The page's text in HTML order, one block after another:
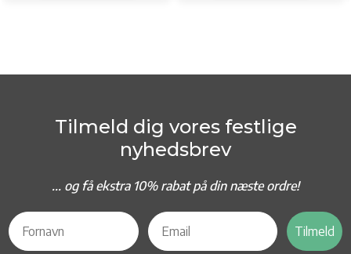
Tilmeld dig vores festlige
nyhedsbrev
... og få ekstra 10% rabat på din næste ordre!
Tilmeld